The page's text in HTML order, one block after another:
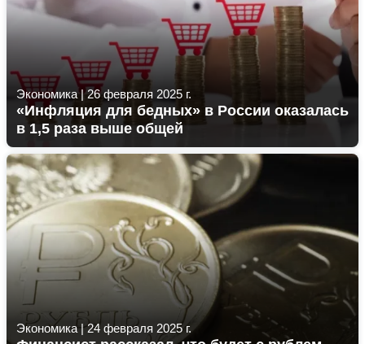
Экономика|26 февраля 2025 г.
«Инфляция для бедных» в России оказалась
в 1,5 раза выше общей
Экономика |24 февраля 2025 г.